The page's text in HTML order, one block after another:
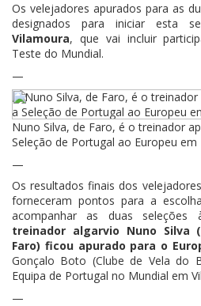
Os velejadores apurados para as
designados para iniciar esta
Vilamoura, que vai incluir
Teste do Mundial.
—
Nuno Silva, de Faro, é o treinador
Seleção de Portugal ao Europeu em
—
Os resultados finais dos
forneceram pontos para a
acompanhar as duas seleções
treinador algarvio Nuno Silva
Faro) ficou apurado para o
Gonçalo Boto (Clube de Vela do
Equipa de Portugal no Mundial em
—